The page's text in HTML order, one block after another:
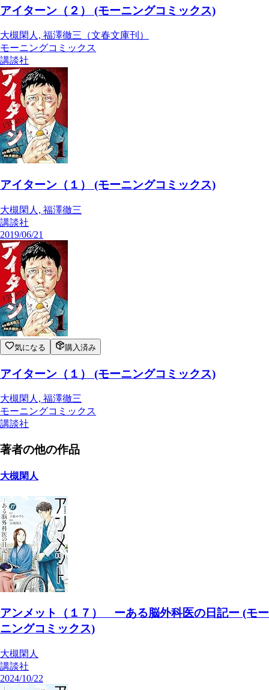
アイターン（２） (モーニングコミックス)
大槻閑人, 福澤徹三（文春文庫刊）
モーニングコミックス
講談社
アイターン（１） (モーニングコミックス)
大槻閑人, 福澤徹三
講談社
2019/06/21
気になる 購入済み
アイターン（１） (モーニングコミックス)
大槻閑人, 福澤徹三
モーニングコミックス
講談社
著者の他の作品
大槻閑人
アンメット（１７） ーある脳外科医の日記ー (モー
ニングコミックス)
大槻閑人
講談社
2024/10/22